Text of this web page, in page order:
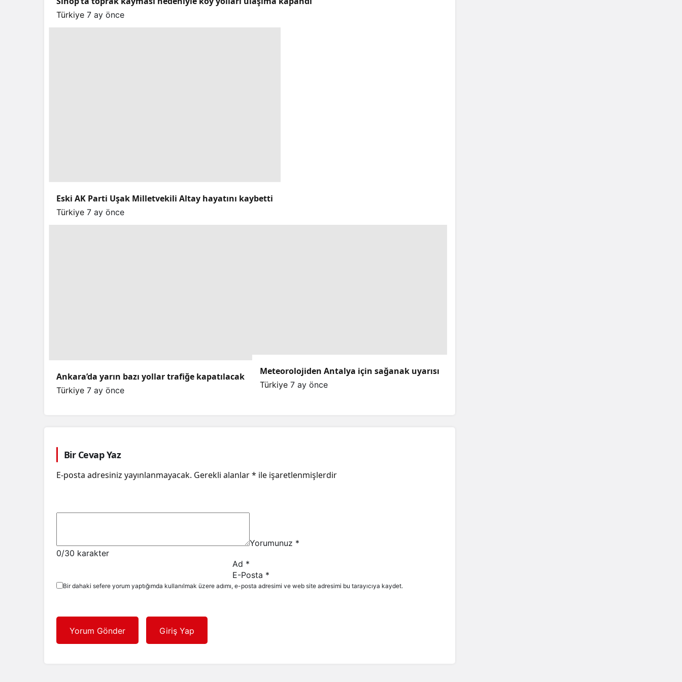
Türkiye 7 ay önce
Eski AK Parti Uşak Milletvekili Altay hayatını kaybetti
Türkiye 7 ay önce
Ankara’da yarın bazı yollar trafiğe kapatılacak
Türkiye 7 ay önce
Meteorolojiden Antalya için sağanak uyarısı
Türkiye 7 ay önce
Bir Cevap Yaz
E-posta adresiniz yayınlanmayacak. Gerekli alanlar* ile işaretlenmişlerdir
Yorumunuz *
0/30 karakter
Ad *
E-Posta *
Bir dahaki sefere yorum yaptığımda kullanılmak üzere adımı, e-posta adresimi ve web site adresimi bu tarayıcıya kaydet.
Yorum Gönder Giriş Yap